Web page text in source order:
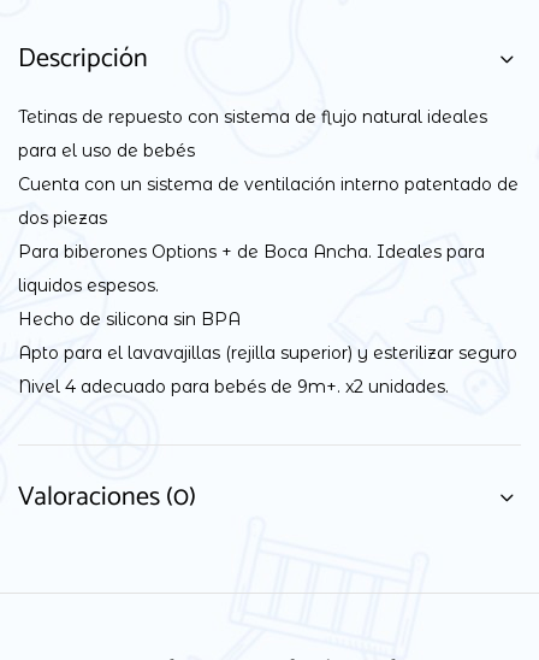
Descripción
Tetinas de repuesto con sistema de flujo natural ideales
para el uso de bebés
Cuenta con un sistema de ventilación interno patentado de
dos piezas
Para biberones Options + de Boca Ancha. Ideales para
liquidos espesos.
Hecho de silicona sin BPA
Apto para el lavavajillas (rejilla superior) y esterilizar seguro
Nivel 4 adecuado para bebés de 9m+. x2 unidades.
Valoraciones (0)